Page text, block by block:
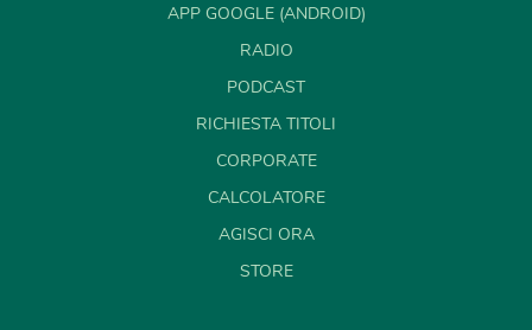
APP GOOGLE (ANDROID)
RADIO
PODCAST
RICHIESTA TITOLI
CORPORATE
CALCOLATORE
AGISCI ORA
STORE